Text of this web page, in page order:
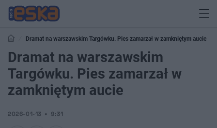
Dramat na warszawskim Targówku. Pies zamarzał w zamkniętym aucie
Dramat na warszawskim
Targówku. Pies zamarzał w
zamkniętym aucie
2026-01-13 9:31